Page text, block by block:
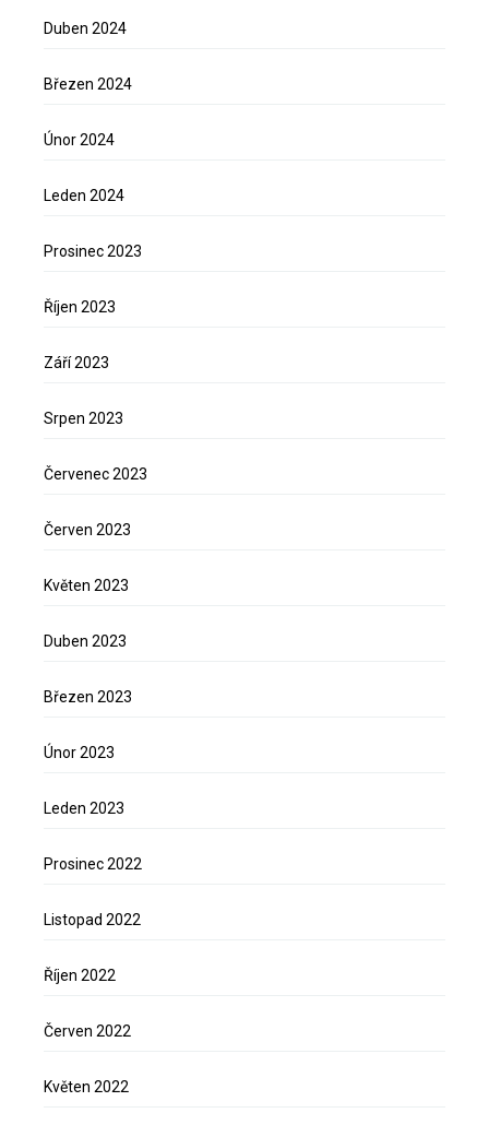
Duben 2024
Březen 2024
Únor 2024
Leden 2024
Prosinec 2023
Říjen 2023
Září 2023
Srpen 2023
Červenec 2023
Červen 2023
Květen 2023
Duben 2023
Březen 2023
Únor 2023
Leden 2023
Prosinec 2022
Listopad 2022
Říjen 2022
Červen 2022
Květen 2022